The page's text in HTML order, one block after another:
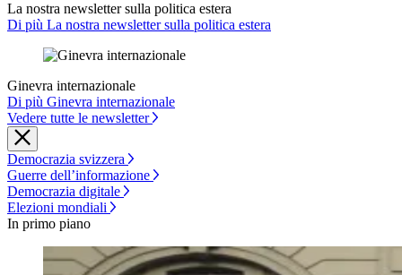
La nostra newsletter sulla politica estera
Di più La nostra newsletter sulla politica estera
Ginevra internazionale
Di più Ginevra internazionale
Vedere tutte le newsletter
Democrazia svizzera
Guerre dell’informazione
Democrazia digitale
Elezioni mondiali
In primo piano